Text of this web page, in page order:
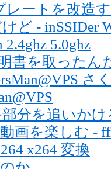
レートを改造
ど - inSSIDer
2.4ghz 5.0ghz
書を取ったん
さ
分を追いか
画を楽しむ -
x264 変換